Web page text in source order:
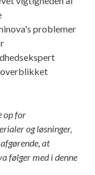
problemer
op for
og løsninger,
at
følger med i denne